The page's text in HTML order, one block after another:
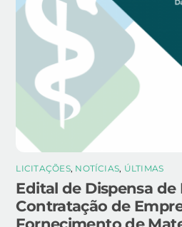
LICITAÇÕES, NOTÍCIAS, ÚLTIMAS
Edital de Dispensa de
Contratação de